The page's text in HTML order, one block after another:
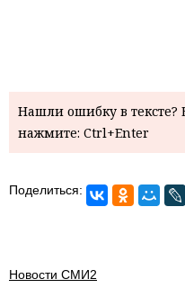
Нашли ошибку в
нажмите: Ctrl+Enter
Поделиться:
Новости СМИ2